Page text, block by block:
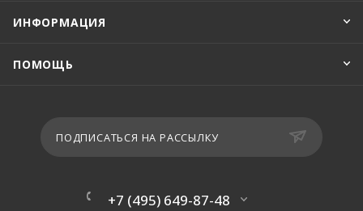
ИНФОРМАЦИЯ
ПОМОЩЬ
ПОДПИСАТЬСЯ НА РАССЫЛКУ
+7 (495) 649-87-48